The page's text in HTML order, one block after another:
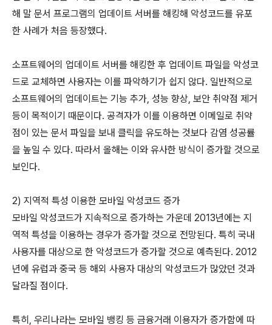
해 말 문서 프로그램의 업데이트 서버를 해킹해 악성코드를 유포
한 사례가 처음 등장했다.
소프트웨어의 업데이트 서버를 해킹한 후 업데이트 파일을 악성코
드로 교체하면 사용자는 이를 파악하기가 쉽지 않다. 일반적으로
소프트웨어의 업데이트는 기능 추가, 성능 향상, 보안 취약점 제거
등이 목적이기 때문이다. 공격자가 이를 이용하면 이메일로 취약
점이 있는 문서 파일을 보내 클릭을 유도하는 것보다 감염 성공률
을 높일 수 있다. 따라서 올해는 이와 유사한 방식이 증가할 것으로
보인다.
2) 지역적 특성 이용한 모바일 악성코드 증가
모바일 악성코드가 지속적으로 증가하는 가운데 2013년에는 지
역적 특성을 이용하는 경우가 증가할 것으로 전망된다. 특히 국내
사용자를 대상으로 한 악성코드가 증가할 것으로 예측된다. 2012
년에 유럽과 중국 등 해외 사용자 대상의 악성코드가 많았던 것과
달라질 점이다.
특히, 우리나라는 모바일 뱅킹 등 금융거래 이용자가 증가함에 따